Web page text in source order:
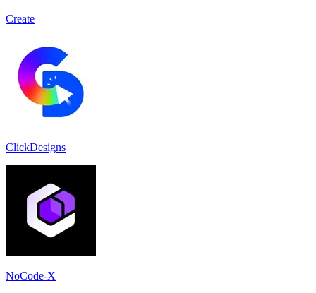
Create
ClickDesigns
NoCode-X